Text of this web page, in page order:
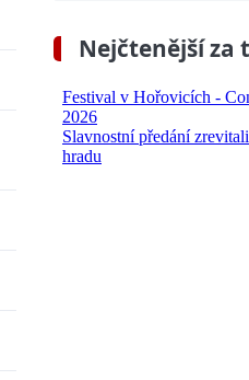
Nejčtenější za
Festival v Hořovicích -
2026
Slavnostní předání
hradu